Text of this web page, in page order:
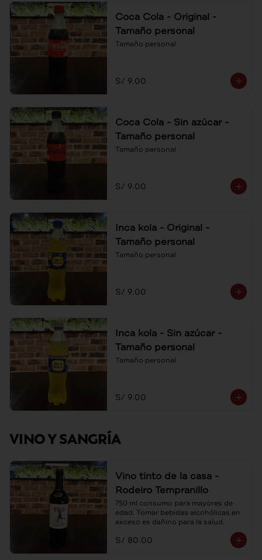
Coca Cola - Original -
Tamaño personal
Tamaño personal
S/ 9.00
Coca Cola - Sin azúcar -
Tamaño personal
Tamaño personal
S/ 9.00
Inca kola - Original -
Tamaño personal
Tamaño personal
S/ 9.00
Inca kola - Sin azúcar -
Tamaño personal
Tamaño personal
S/ 9.00
VINO Y SANGRÍA
Vino tinto de la casa -
Rodeiro Tempranillo
750 ml consumo para mayores de
edad. Tomar bebidas alcohólicas en
exceso es dañino para la salud.
S/ 80.00